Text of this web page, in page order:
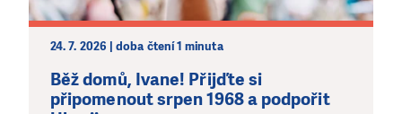
24. 7. 2026 | doba čtení 1 minuta
Běž domů, Ivane! Přijďte si
připomenout srpen 1968 a podpořit